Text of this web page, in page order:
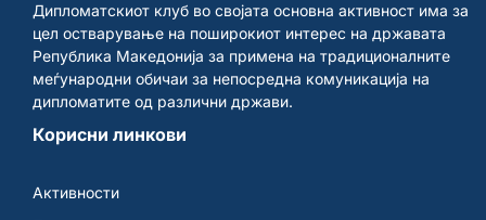
Дипломатскиот клуб во својата основна активност има за
цел остварување на поширокиот интерес на државата
Република Македонија за примена на традиционалните
меѓународни обичаи за непосредна комуникација на
дипломатите од различни држави.
Корисни линкови
Активности